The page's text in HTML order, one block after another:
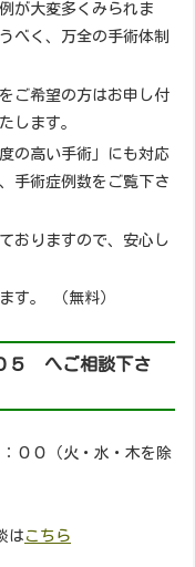
が大変多くみられま
べく、万全の手術体制
ご希望の方はお申し付
します。
の高い手術」にも対応
手術症例数をご覧下さ
おりますので、安心し
す。 （無料）
５ へご相談下さ
００（火・水・木を除
は こちら